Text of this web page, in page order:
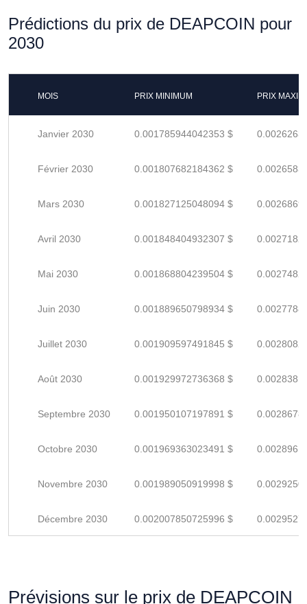
Prédictions du prix de DEAPCOIN pour
2030
MOIS PRIX MINIMUM PRIX
Janvier 2030 0.001785944042353 $
Février 2030 0.001807682184362 $
Mars 2030 0.001827125048094 $
Avril 2030 0.001848404932307 $
Mai 2030 0.001868804239504 $
Juin 2030 0.001889650798934 $
Juillet 2030 0.001909597491845 $
Août 2030 0.001929972736368 $
Septembre 2030 0.001950107197891 $
Octobre 2030 0.001969363023491 $
Novembre 2030 0.001989050919998 $
Décembre 2030 0.002007850725996 $
Prévisions sur le prix de DEAPCOIN